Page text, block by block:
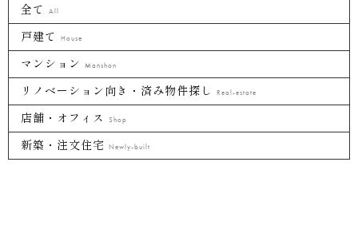
全て All
戸建て House
マンション Manshon
リノベーション向き・済み物件探し Real-estate
店舗・オフィス Shop
新築・注文住宅 Newly-built